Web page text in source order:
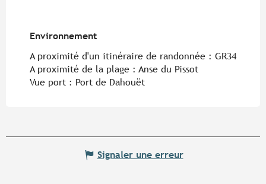
Environnement
Environnement
A proximité d'un itinéraire de randonnée : GR34
A proximité de la plage : Anse du Pissot
Vue port : Port de Dahouët
Signaler une erreur